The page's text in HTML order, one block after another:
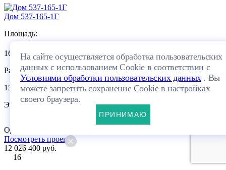
Дом 537-165-1Г
Площадь:
165.2 м
Размеры:
15.63×14.62м
Этажей:
Одноэтажный
Посмотреть проект
12 026 400 руб.
16
На сайте осуществляется обработка пользовательских
данных с использованием Cookie в соответствии с
Условиями обработки пользовательских данных. Вы
можете запретить сохранение Cookie в настройках
своего браузера.
ПРИНИМАЮ